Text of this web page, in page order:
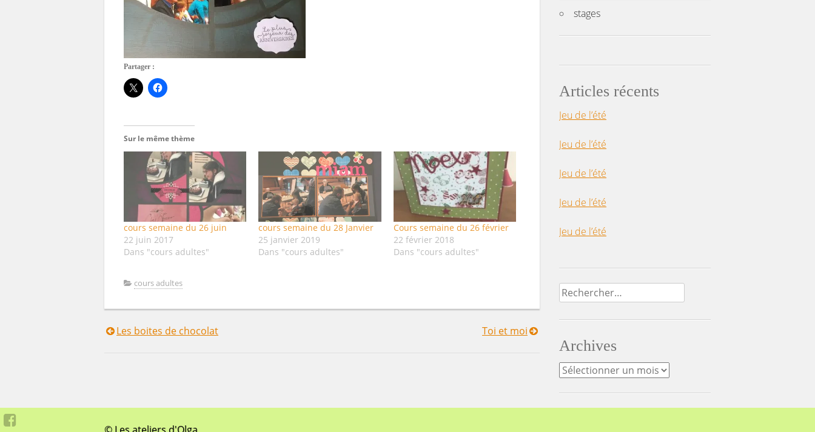
Partager :
Sur le même thème
cours semaine du 26 juin
22 juin 2017
Dans "cours adultes"
cours semaine du 28 Janvier
25 janvier 2019
Dans "cours adultes"
Cours semaine du 26 février
22 février 2018
Dans "cours adultes"
cours adultes
Navigation
Les boites de chocolat Toi et moi
stages
Articles récents
Jeu de l’été
Jeu de l’été
Jeu de l’été
Jeu de l’été
Jeu de l’été
Rechercher :
Archives
Archives